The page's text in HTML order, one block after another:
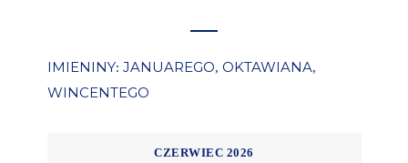
IMIENINY: JANUAREGO, OKTAWIANA,
WINCENTEGO
CZERWIEC 2026